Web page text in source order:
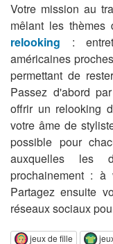
Votre mission au
mêlant les thèmes
relooking :
américaines
permettant de
Passez d'abord
offrir un relooking
votre âme de
possible pour
auxquelles les
prochainement : à
Partagez ensuite
réseaux sociaux
jeux de fille